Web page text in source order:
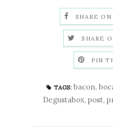
SHARE
SHARE
PIN
TAGS: bacon,
Degustabox, post,